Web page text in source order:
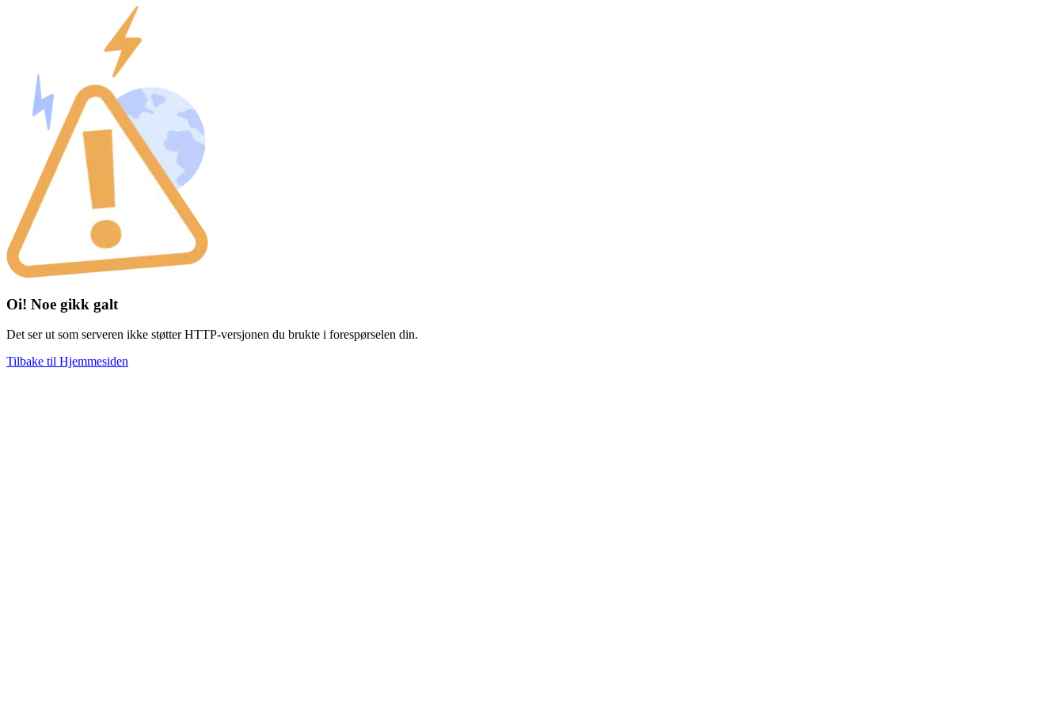
Oi! Noe gikk galt
Det ser ut som serveren ikke støtter HTTP-versjonen du brukte i forespørselen din.
Tilbake til Hjemmesiden